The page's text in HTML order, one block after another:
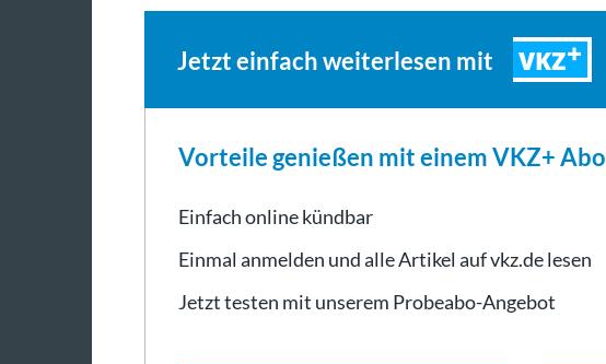
Jetzt einfach weiterlesen mit VKZ
Vorteile genießen mit einem VKZ+ Abo
Einfach online kündbar
Einmal anmelden und alle Artikel auf vkz.de lesen
Jetzt testen mit unserem Probeabo-Angebot